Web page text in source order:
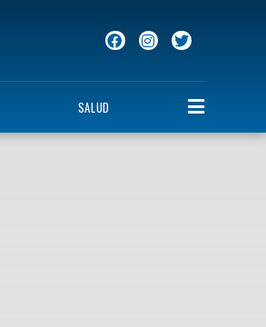
SALUD